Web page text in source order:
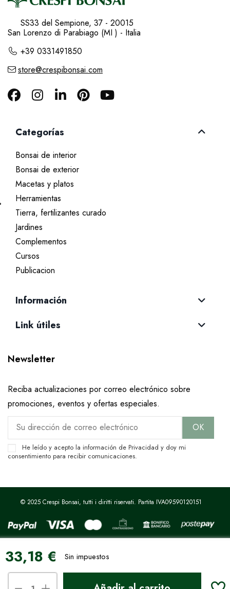
33,18 € Sin impuestos
SS33 del Sempione, 37 - 20015
San Lorenzo di Parabiago (MI ) - Italia
+39 0331491850
store@crespibonsai.com
Categorías
Bonsai de interior
Bonsai de exterior
Macetas y platos
Herramientas
Tierra, fertilizantes curado
Jardines
Complementos
Cursos
Publicacion
Información
Link útiles
Newsletter
Reciba actualizaciones por correo electrónico sobre
promociones, eventos y ofertas especiales.
He leído y acepto la información de Privacidad y doy mi
consentimiento para recibir comunicaciones.
© 2025 Crespi Bonsai, tutti i diritti riservati. Partita IVA09590120151
Sitio protegido por reCAPTCHA.Privacidad
Sus opciones de privacidad